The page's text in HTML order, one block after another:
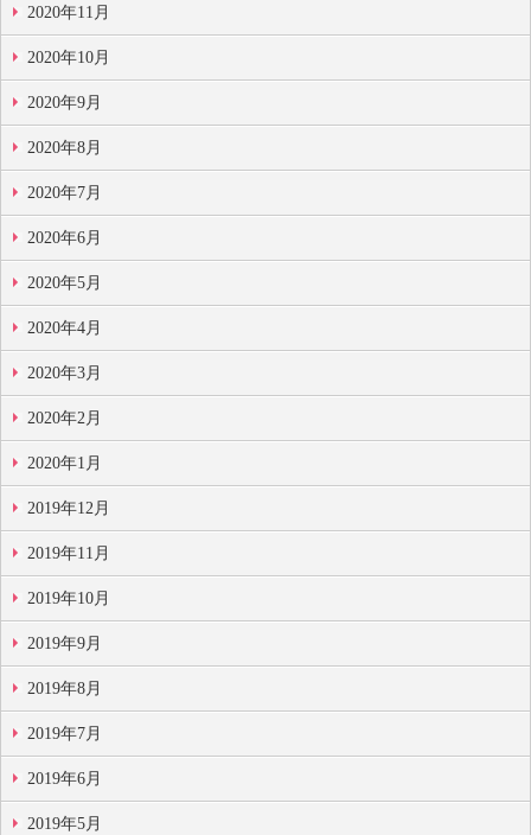
2020年11月
2020年10月
2020年9月
2020年8月
2020年7月
2020年6月
2020年5月
2020年4月
2020年3月
2020年2月
2020年1月
2019年12月
2019年11月
2019年10月
2019年9月
2019年8月
2019年7月
2019年6月
2019年5月